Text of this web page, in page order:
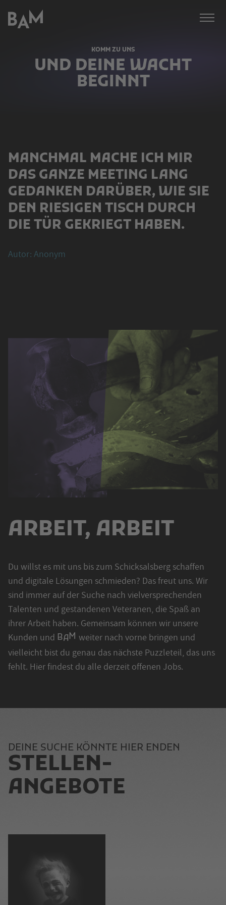
Bämer,
Afonso,
BAM
KOMM ZU UNS
UND DEINE WACHT
BEGINNT
MANCHMAL MACHE ICH MIR
DAS GANZE MEETING LANG
GEDANKEN DARÜBER, WIE SIE
DEN RIESIGEN TISCH DURCH
DIE TÜR GEKRIEGT HABEN.
Autor: Anonym
ARBEIT, ARBEIT
Du willst es mit uns bis zum Schicksalsberg schaffen
und digitale Lösungen schmieden? Das freut uns. Wir
sind immer auf der Suche nach vielversprechenden
Talenten und gestandenen Veteranen, die Spaß an
ihrer Arbeit haben. Gemeinsam können wir unsere
Kunden und BAM weiter nach vorne bringen und
vielleicht bist du genau das nächste Puzzleteil, das uns
fehlt. Hier findest du alle derzeit offenen Jobs.
DEINE SUCHE KÖNNTE HIER ENDEN
STELLEN­
ANGEBOTE